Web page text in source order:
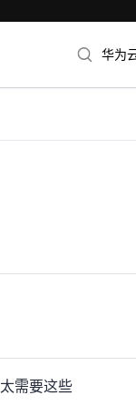
华为
需要这些